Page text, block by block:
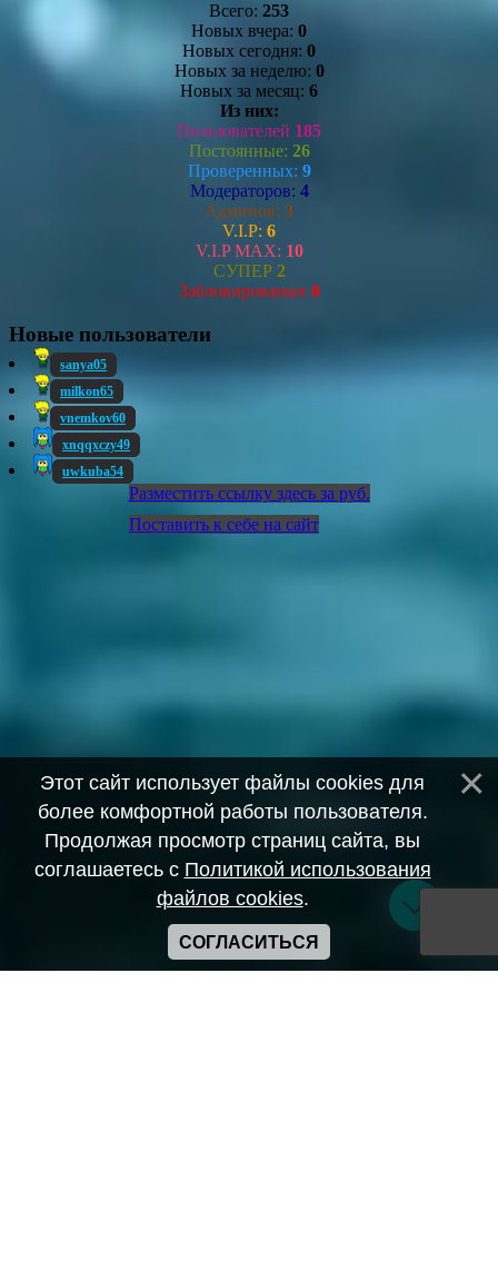
Всего: 253
Новых вчера: 0
Новых сегодня: 0
Новых за неделю: 0
Новых за месяц: 6
Из них:
Пользователей 185
Постоянные: 26
Проверенных: 9
Модераторов: 4
Админов: 3
V.I.P: 6
V.I.P MAX: 10
СУПЕР 2
Заблокированых 0
Новые пользователи
sanya05
milkon65
vnemkov60
xnqqxczy49
uwkuba54
Разместить ссылку здесь за руб.
Поставить к себе на сайт
Этот сайт использует файлы cookies для
более комфортной работы пользователя.
Продолжая просмотр страниц сайта, вы
соглашаетесь с Политикой использования
файлов cookies.
СОГЛАСИТЬСЯ